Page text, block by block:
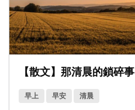
【散文】那清晨的鎖碎事
早上 早安 清晨